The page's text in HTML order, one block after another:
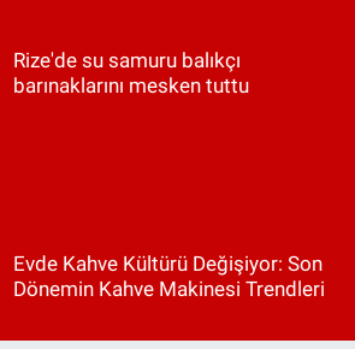
Rize'de su samuru balıkçı
barınaklarını mesken tuttu
Evde Kahve Kültürü Değişiyor: Son
Dönemin Kahve Makinesi Trendleri